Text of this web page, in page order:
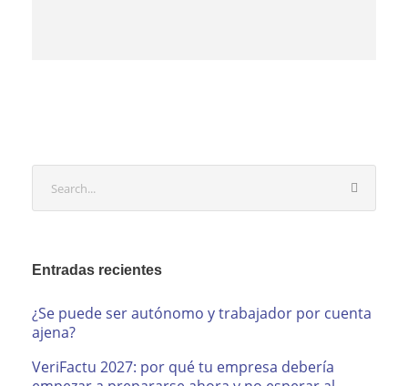
Entradas recientes
¿Se puede ser autónomo y trabajador por cuenta
ajena?
VeriFactu 2027: por qué tu empresa debería